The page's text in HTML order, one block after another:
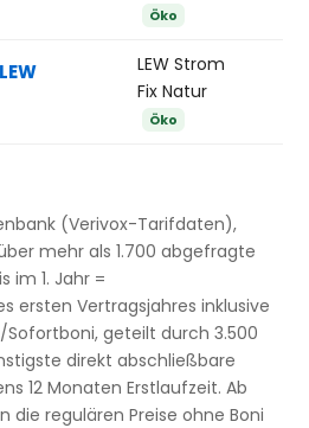
Öko
LEW
LEW Strom
Fix Natur
Öko
(Verivox-Tarifdaten),
mehr als 1.700 abgefragte
im 1. Jahr =
ersten Vertragsjahres inklusive
geteilt durch 3.500
direkt abschließbare
12 Monaten Erstlaufzeit. Ab
die regulären Preise ohne Boni